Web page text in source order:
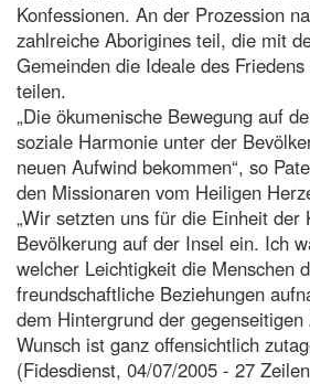
Konfessionen. An der Prozession
zahlreiche Aborigines teil, die mit
Gemeinden die Ideale des
teilen.
„Die ökumenische Bewegung auf
soziale Harmonie unter der
neuen Aufwind bekommen“, so
den Missionaren vom Heiligen
„Wir setzten uns für die Einheit der
Bevölkerung auf der Insel ein. Ich
welcher Leichtigkeit die Menschen
freundschaftliche Beziehungen
dem Hintergrund der
Wunsch ist ganz offensichtlich
(Fidesdienst, 04/07/2005 - 27